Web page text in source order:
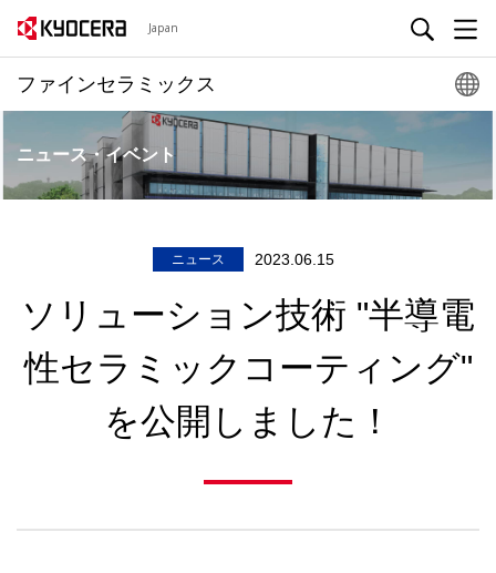
Japan
ファインセラミックス
ニュース・イベント
ニュース 2023.06.15
ソリューション技術 "半導電
性セラミックコーティング"
を公開しました！